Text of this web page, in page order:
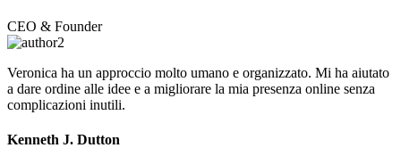
CEO & Founder
Veronica ha un approccio molto umano e organizzato. Mi ha aiutato
a dare ordine alle idee e a migliorare la mia presenza online senza
complicazioni inutili.
Kenneth J. Dutton